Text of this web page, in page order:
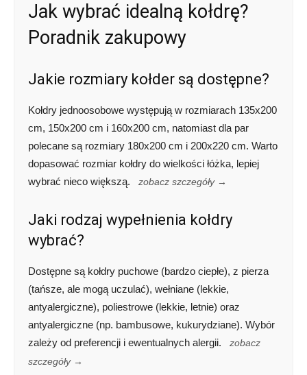
Jak wybrać idealną kołdrę?
Poradnik zakupowy
Jakie rozmiary kołder są dostępne?
Kołdry jednoosobowe występują w rozmiarach 135x200
cm, 150x200 cm i 160x200 cm, natomiast dla par
polecane są rozmiary 180x200 cm i 200x220 cm. Warto
dopasować rozmiar kołdry do wielkości łóżka, lepiej
wybrać nieco większą.
zobacz szczegóły →
Jaki rodzaj wypełnienia kołdry
wybrać?
Dostępne są kołdry puchowe (bardzo ciepłe), z pierza
(tańsze, ale mogą uczulać), wełniane (lekkie,
antyalergiczne), poliestrowe (lekkie, letnie) oraz
antyalergiczne (np. bambusowe, kukurydziane). Wybór
zależy od preferencji i ewentualnych alergii.
zobacz
szczegóły →